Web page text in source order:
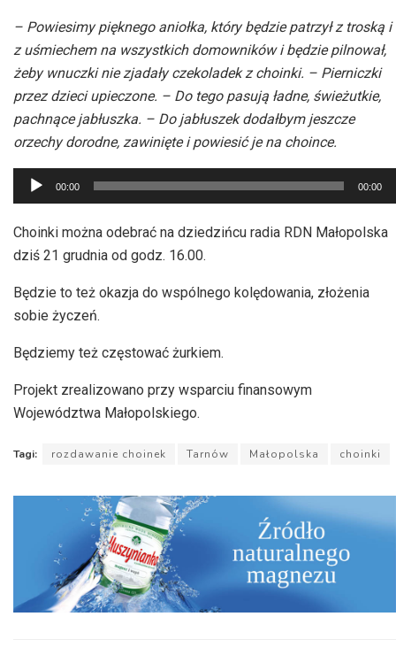
– Powiesimy pięknego aniołka, który będzie patrzył z troską i
z uśmiechem na wszystkich domowników i będzie pilnował,
żeby wnuczki nie zjadały czekoladek z choinki. – Pierniczki
przez dzieci upieczone. – Do tego pasują ładne, świeżutkie,
pachnące jabłuszka. – Do jabłuszek dodałbym jeszcze
orzechy dorodne, zawinięte i powiesić je na choince.
Odtwarzacz
plików
dźwiękowych
00:00 00:00
Choinki można odebrać na dziedzińcu radia RDN Małopolska
dziś 21 grudnia od godz. 16.00.
Będzie to też okazja do wspólnego kolędowania, złożenia
sobie życzeń.
Będziemy też częstować żurkiem.
Projekt zrealizowano przy wsparciu finansowym
Województwa Małopolskiego.
Tagi: rozdawanie choinek Tarnów Małopolska choinki